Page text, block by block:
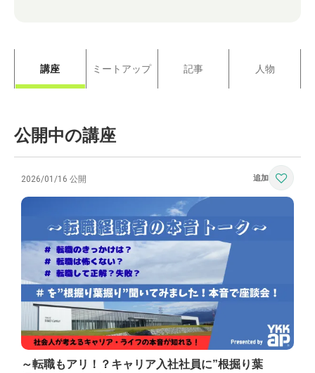
講座 ミートアップ 記事 人物
公開中の講座
2026/01/16 公開
～転職もアリ！？キャリア入社社員に”根掘り葉